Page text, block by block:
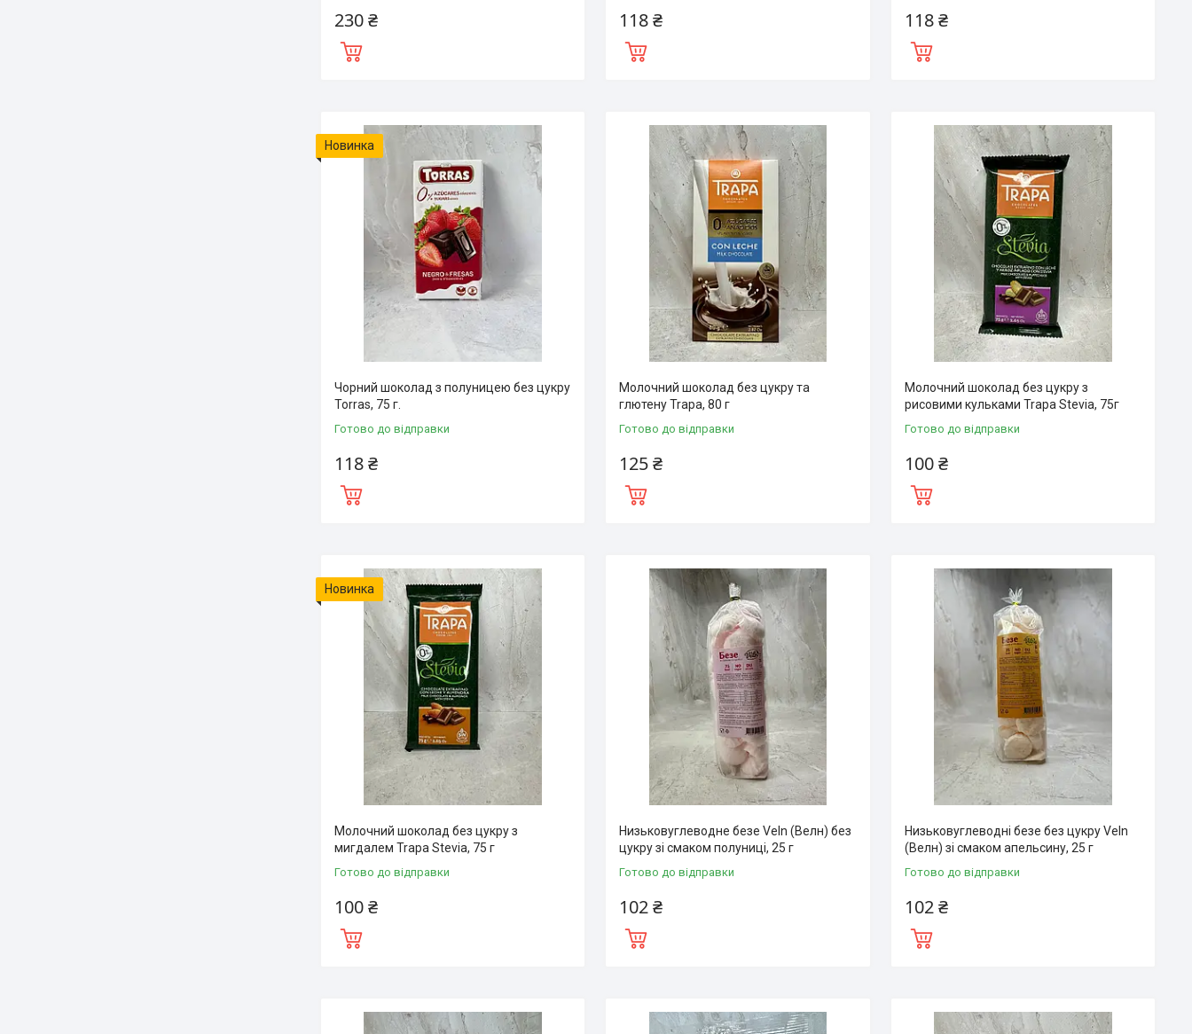
230 ₴ 118 ₴ 118 ₴
Новинка
Чорний шоколад з полуницею без цукру
Torras, 75 г.
Готово до відправки
118 ₴
Молочний шоколад без цукру та
глютену Trapa, 80 г
Готово до відправки
125 ₴
Молочний шоколад без цукру з
рисовими кульками Trapa Stevia, 75г
Готово до відправки
100 ₴
Новинка
Молочний шоколад без цукру з
мигдалем Trapa Stevia, 75 г
Готово до відправки
100 ₴
Низьковуглеводне безе Veln (Велн) без
цукру зі смаком полуниці, 25 г
Готово до відправки
102 ₴
Низьковуглеводні безе без цукру Veln
(Велн) зі смаком апельсину, 25 г
Готово до відправки
102 ₴